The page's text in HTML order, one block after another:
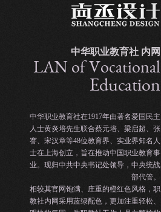
中华职业教育社 内网
LAN of Vocational
Education
中华职业教育社在1917年由著名爱国民主
人士黄炎培先生联合蔡元培、梁启超、张
謇、宋汉章等48位教育界、实业界知名人
士在上海创立，旨在推动中国职业教育事
业。现归中共中央书记处领导，中央统战
部代管。
相较其官网饱满、庄重的橙红色风格，职
教社内网采用蓝绿配色，更加注重轻松、